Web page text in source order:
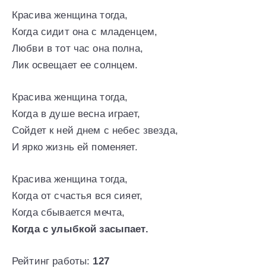
Красива женщина тогда,
Когда сидит она с младенцем,
Любви в тот час она полна,
Лик освещает ее солнцем.
Красива женщина тогда,
Когда в душе весна играет,
Сойдет к ней днем с небес звезда,
И ярко жизнь ей поменяет.
Красива женщина тогда,
Когда от счастья вся сияет,
Когда сбывается мечта,
Когда с улыбкой засыпает.
Рейтинг работы: 127